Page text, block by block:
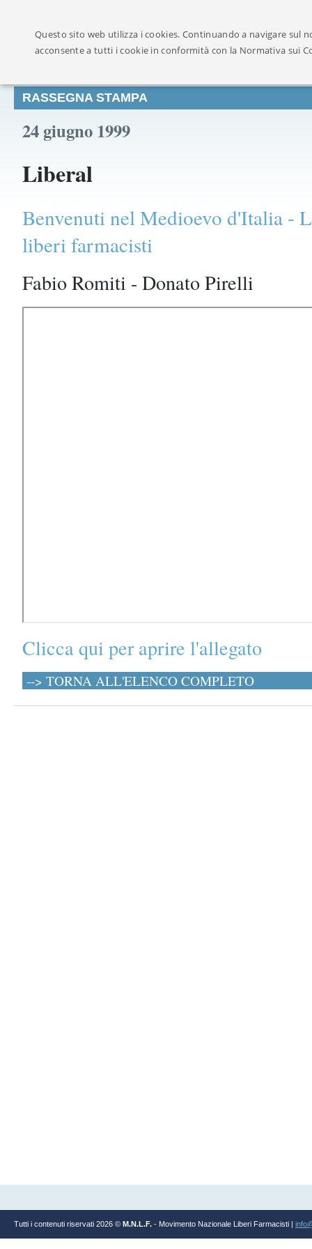
RASSEGNA STAMPA
24 giugno 1999
Liberal
Benvenuti nel Medioevo d'Italia -
liberi farmacisti
Fabio Romiti - Donato Pirelli
Clicca qui per aprire l'allegato
--> TORNA ALL'ELENCO COMPLETO
Tutti i contenuti riservati 2026 © M.N.L.F. - Movimento Nazionale Liberi Farmacisti |
Questo sito web utilizza i cookies. Continuando a navigare sul
acconsente a tutti i cookie in conformità con la Normativa sui